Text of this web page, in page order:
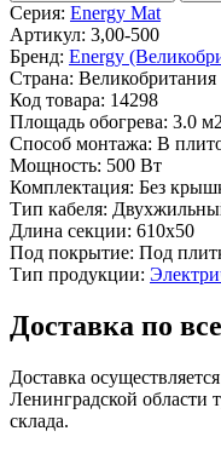
Серия: Energy Mat
Артикул: 3,00-500
Бренд: Energy
Страна: Великобритания
Код товара: 14298
Площадь обогрева: 3.0 м2
Способ монтажа: В
Мощность: 500 Вт
Комплектация: Без
Тип кабеля:
Длина секции: 610x50
Под покрытие: Под
Тип продукции:
Доставка по
Доставка
Ленинградской
склада.